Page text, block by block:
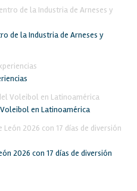
de la Industria de Arneses y
en Latinoamérica
2026 con 17 días de diversión